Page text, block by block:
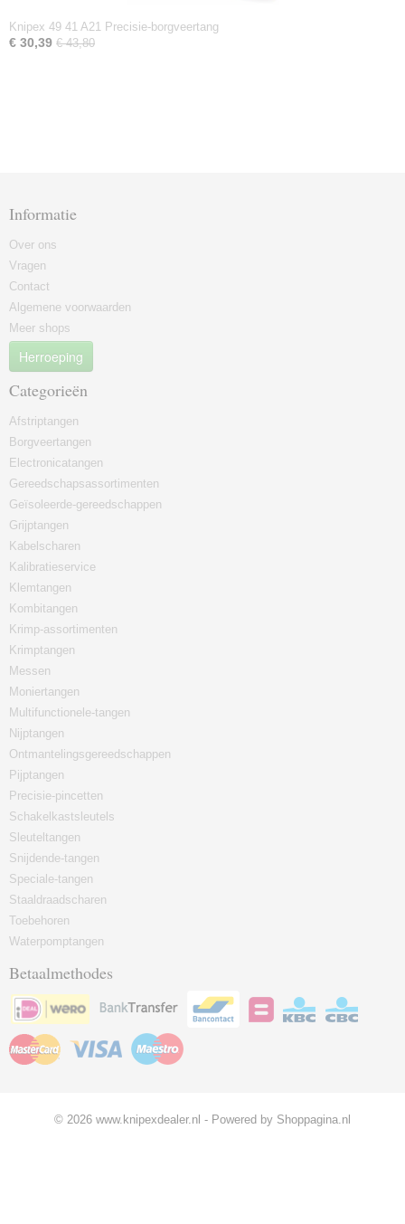
Knipex 49 41 A21 Precisie-borgveertang
€ 30,39 € 43,80
Informatie
Over ons
Vragen
Contact
Algemene voorwaarden
Meer shops
Herroeping
Categorieën
Afstriptangen
Borgveertangen
Electronicatangen
Gereedschapsassortimenten
Geïsoleerde-gereedschappen
Grijptangen
Kabelscharen
Kalibratieservice
Klemtangen
Kombitangen
Krimp-assortimenten
Krimptangen
Messen
Moniertangen
Multifunctionele-tangen
Nijptangen
Ontmantelingsgereedschappen
Pijptangen
Precisie-pincetten
Schakelkastsleutels
Sleuteltangen
Snijdende-tangen
Speciale-tangen
Staaldraadscharen
Toebehoren
Waterpomptangen
Betaalmethodes
© 2026 www.knipexdealer.nl - Powered by Shoppagina.nl